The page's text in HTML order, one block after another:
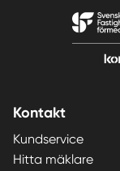
Kontakt
Kundservice
Hitta mäklare